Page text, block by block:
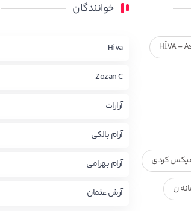
HÎVA -
کردی
ن
خوانندگان
Hiva
Zozan C
آرارات
آرام بالکی
آرام بهرامی
آرش عثمان